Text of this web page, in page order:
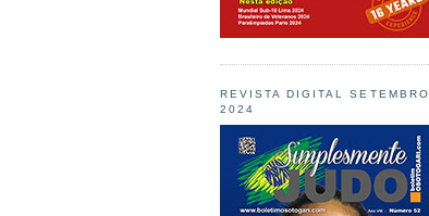
REVISTA DIGITAL SETEMBRO
2024